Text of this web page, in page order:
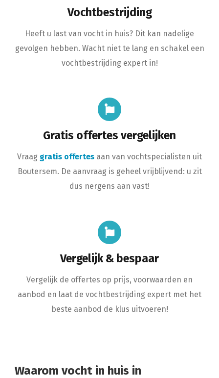
Vochtbestrijding
Heeft u last van vocht in huis? Dit kan nadelige
gevolgen hebben. Wacht niet te lang en schakel een
vochtbestrijding expert in!
Gratis offertes vergelijken
Vraag gratis offertes aan van vochtspecialisten uit
Boutersem. De aanvraag is geheel vrijblijvend: u zit
dus nergens aan vast!
Vergelijk & bespaar
Vergelijk de offertes op prijs, voorwaarden en
aanbod en laat de vochtbestrijding expert met het
beste aanbod de klus uitvoeren!
Waarom vocht in huis in